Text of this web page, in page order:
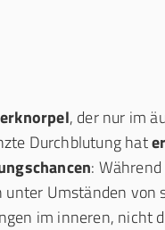
, der nur im
Durchblutung hat
:
Umständen von
im inneren, nicht